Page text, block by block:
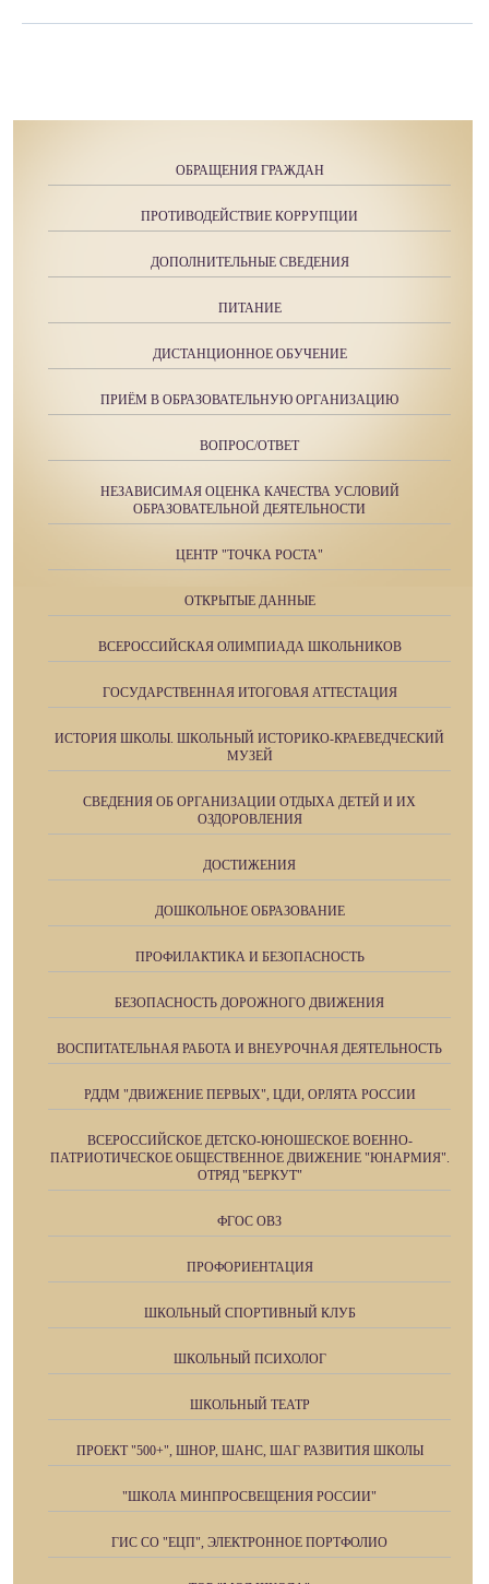
ОБРАЩЕНИЯ ГРАЖДАН
ПРОТИВОДЕЙСТВИЕ КОРРУПЦИИ
ДОПОЛНИТЕЛЬНЫЕ СВЕДЕНИЯ
ПИТАНИЕ
ДИСТАНЦИОННОЕ ОБУЧЕНИЕ
ПРИЁМ В ОБРАЗОВАТЕЛЬНУЮ ОРГАНИЗАЦИЮ
ВОПРОС/ОТВЕТ
НЕЗАВИСИМАЯ ОЦЕНКА КАЧЕСТВА УСЛОВИЙ
ОБРАЗОВАТЕЛЬНОЙ ДЕЯТЕЛЬНОСТИ
ЦЕНТР "ТОЧКА РОСТА"
ОТКРЫТЫЕ ДАННЫЕ
ВСЕРОССИЙСКАЯ ОЛИМПИАДА ШКОЛЬНИКОВ
ГОСУДАРСТВЕННАЯ ИТОГОВАЯ АТТЕСТАЦИЯ
ИСТОРИЯ ШКОЛЫ. ШКОЛЬНЫЙ ИСТОРИКО-КРАЕВЕДЧЕСКИЙ
МУЗЕЙ
СВЕДЕНИЯ ОБ ОРГАНИЗАЦИИ ОТДЫХА ДЕТЕЙ И ИХ
ОЗДОРОВЛЕНИЯ
ДОСТИЖЕНИЯ
ДОШКОЛЬНОЕ ОБРАЗОВАНИЕ
ПРОФИЛАКТИКА И БЕЗОПАСНОСТЬ
БЕЗОПАСНОСТЬ ДОРОЖНОГО ДВИЖЕНИЯ
ВОСПИТАТЕЛЬНАЯ РАБОТА И ВНЕУРОЧНАЯ ДЕЯТЕЛЬНОСТЬ
РДДМ "ДВИЖЕНИЕ ПЕРВЫХ", ЦДИ, ОРЛЯТА РОССИИ
ВСЕРОССИЙСКОЕ ДЕТСКО-ЮНОШЕСКОЕ ВОЕННО-
ПАТРИОТИЧЕСКОЕ ОБЩЕСТВЕННОЕ ДВИЖЕНИЕ "ЮНАРМИЯ".
ОТРЯД "БЕРКУТ"
ФГОС ОВЗ
ПРОФОРИЕНТАЦИЯ
ШКОЛЬНЫЙ СПОРТИВНЫЙ КЛУБ
ШКОЛЬНЫЙ ПСИХОЛОГ
ШКОЛЬНЫЙ ТЕАТР
ПРОЕКТ "500+", ШНОР, ШАНС, ШАГ РАЗВИТИЯ ШКОЛЫ
"ШКОЛА МИНПРОСВЕЩЕНИЯ РОССИИ"
ГИС СО "ЕЦП", ЭЛЕКТРОННОЕ ПОРТФОЛИО